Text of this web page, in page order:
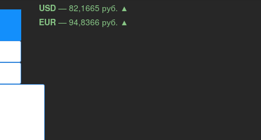
USD — 82,1665 руб. ▲
EUR — 94,8366 руб. ▲